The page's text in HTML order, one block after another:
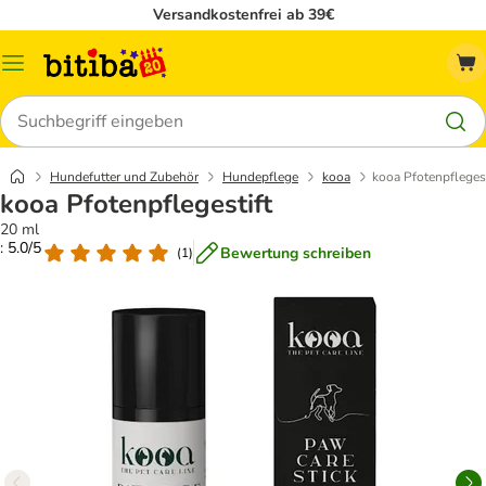
Versandkostenfrei ab 39€
Menü
Suchen
Hundefutter und Zubehör Hundepflege kooa kooa
kooa Pfotenpflegestift
20 ml
: 5.0/5
(1) Bewertung schreiben